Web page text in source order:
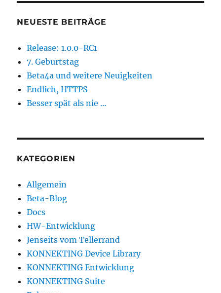
NEUESTE BEITRÄGE
Release: 1.0.0-RC1
7. Geburtstag
Beta4a und weitere Neuigkeiten
Endlich, HTTPS
Besser spät als nie …
KATEGORIEN
Allgemein
Beta-Blog
Docs
HW-Entwicklung
Jenseits vom Tellerrand
KONNEKTING Device Library
KONNEKTING Entwicklung
KONNEKTING Suite